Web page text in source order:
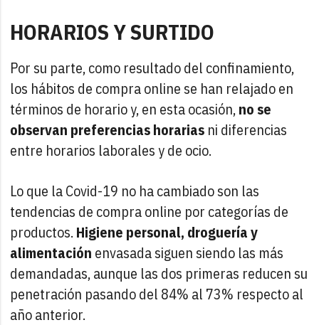
HORARIOS Y SURTIDO
Por su parte, como resultado del confinamiento,
los hábitos de compra online se han relajado en
términos de horario y, en esta ocasión,no se
observan preferencias horarias ni diferencias
entre horarios laborales y de ocio.
Lo que la Covid-19 no ha cambiado son las
tendencias de compra online por categorías de
productos. Higiene personal, droguería y
alimentación envasada siguen siendo las más
demandadas, aunque las dos primeras reducen su
penetración pasando del 84% al 73% respecto al
año anterior.